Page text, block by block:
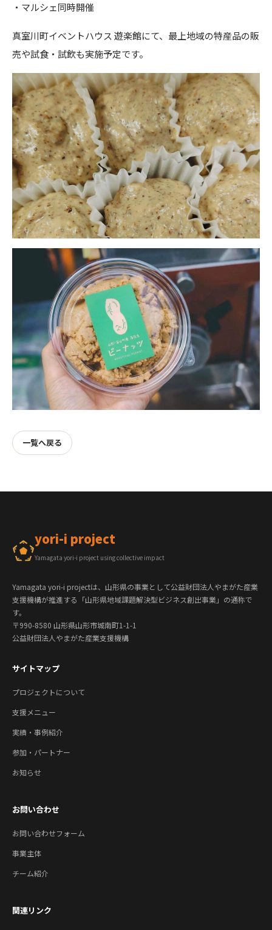
・マルシェ同時開催
真室川町イベントハウス 遊楽館にて、最上地域の特産品の販
売や試食・試飲も実施予定です。
一覧へ戻る
yori-i project
Yamagata yori-i project using collective impact
Yamagata yori-i projectは、山形県の事業として公益財団法人やまがた産業
支援機構が推進する「山形県地域課題解決型ビジネス創出事業」の通称で
す。
〒990-8580 山形県山形市城南町1-1-1
公益財団法人やまがた産業支援機構
サイトマップ
プロジェクトについて
支援メニュー
実績・事例紹介
参加・パートナー
お知らせ
お問い合わせ
お問い合わせフォーム
事業主体
チーム紹介
関連リンク